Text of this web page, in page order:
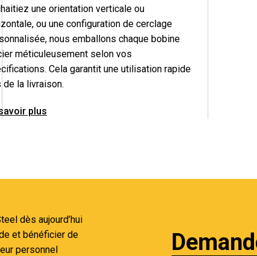
une orientation verticale ou
ou une configuration de cerclage
nous emballons chaque bobine
méticuleusement selon vos
Cela garantit une utilisation rapide
de la livraison.
plus
dès aujourd’hui
et bénéficier de
personnel